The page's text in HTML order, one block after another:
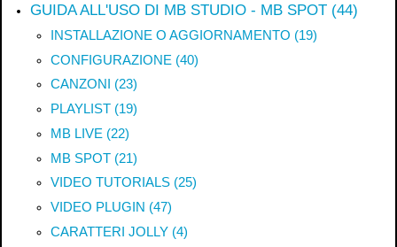
GUIDA ALL'USO DI MB STUDIO - MB SPOT (44)
INSTALLAZIONE O AGGIORNAMENTO (19)
CONFIGURAZIONE (40)
CANZONI (23)
PLAYLIST (19)
MB LIVE (22)
MB SPOT (21)
VIDEO TUTORIALS (25)
VIDEO PLUGIN (47)
CARATTERI JOLLY (4)